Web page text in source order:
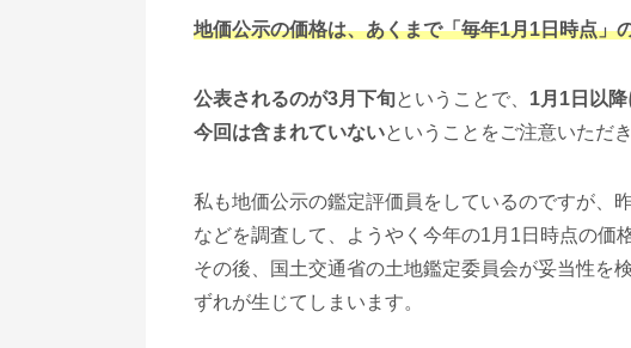
地価公示の価格は、あくまで「毎年1月1日時点」
公表されるのが3月下旬ということで、 1月1日以
今回は含まれていないということをご注意いただ
私も地価公示の鑑定評価員をしているのですが、
などを調査して、ようやく今年の1月1日時点の価
その後、国土交通省の土地鑑定委員会が妥当性を
ずれが生じてしまいます。